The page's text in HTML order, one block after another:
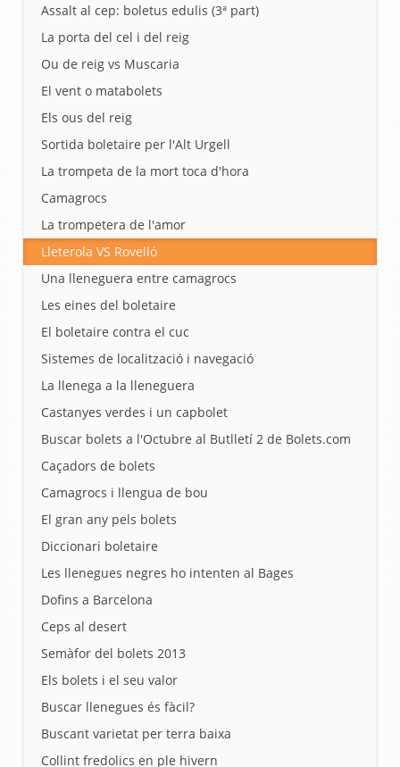
Assalt al cep: boletus edulis (3ª part)
La porta del cel i del reig
Ou de reig vs Muscaria
El vent o matabolets
Els ous del reig
Sortida boletaire per l'Alt Urgell
La trompeta de la mort toca d'hora
Camagrocs
La trompetera de l'amor
Lleterola VS Rovelló
Una lleneguera entre camagrocs
Les eines del boletaire
El boletaire contra el cuc
Sistemes de localització i navegació
La llenega a la lleneguera
Castanyes verdes i un capbolet
Buscar bolets a l'Octubre al Butlletí 2 de Bolets.com
Caçadors de bolets
Camagrocs i llengua de bou
El gran any pels bolets
Diccionari boletaire
Les llenegues negres ho intenten al Bages
Dofins a Barcelona
Ceps al desert
Semàfor del bolets 2013
Els bolets i el seu valor
Buscar llenegues és fàcil?
Buscant varietat per terra baixa
Collint fredolics en ple hivern